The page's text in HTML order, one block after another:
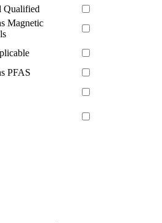
Qualified
Magnetic
PFAS